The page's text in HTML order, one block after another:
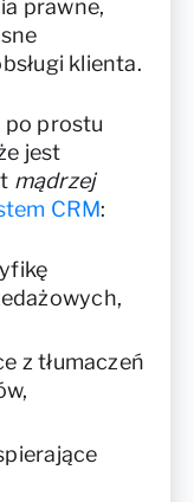
prawne,
klienta.
po prostu
jest
mądrzej
CRM:
z tłumaczeń